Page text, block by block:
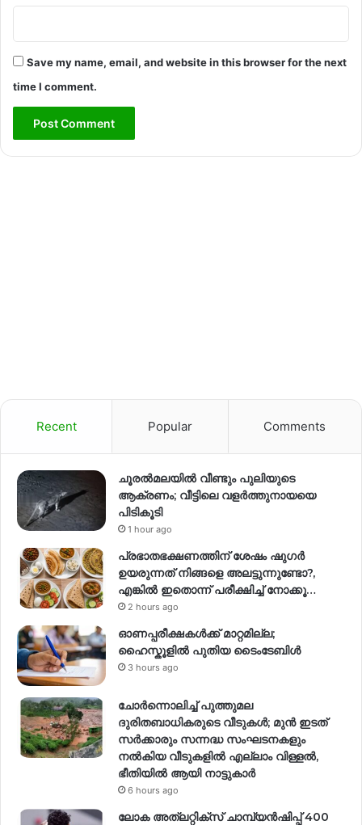
Save my name, email, and website in this browser for the next
time I comment.
Recent Popular Comments
ചൂരൽമലയിൽ വീണ്ടും പുലിയുടെ
ആക്രണം; വീട്ടിലെ വളർത്തുനായയെ
പിടികൂടി
1 hour ago
പ്രഭാതഭക്ഷണത്തിന് ശേഷം ഷുഗർ
ഉയരുന്നത് നിങ്ങളെ അലട്ടുന്നുണ്ടോ?,
എങ്കിൽ ഇതൊന്ന് പരീക്ഷിച്ച് നോക്കൂ…
2 hours ago
ഓണപ്പരീക്ഷകൾക്ക് മാറ്റമില്ല;
ഹൈസ്കൂളിൽ പുതിയ ടൈംടേബിൾ
3 hours ago
ചോർന്നൊലിച്ച് പുത്തുമല
ദുരിതബാധികരുടെ വീടുകൾ; മുൻ ഇടത്
സർക്കാരും സന്നദ്ധ സംഘടനകളും
നൽകിയ വീടുകളിൽ എല്ലാം വിള്ളൽ,
ഭീതിയിൽ ആയി നാട്ടുകാർ
6 hours ago
ലോക അത്‌ലറ്റിക്‌സ് ചാമ്പ്യൻഷിപ്പ് 400